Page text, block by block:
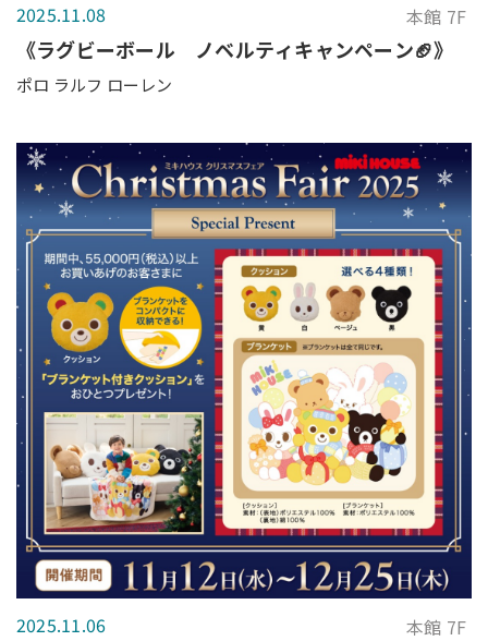
2025.11.08 本館 7F
《ラグビーボール ノベルティキャンペーン🏈》
ポロ ラルフ ローレン
2025.11.06 本館 7F